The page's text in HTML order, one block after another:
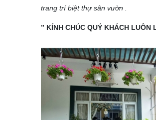
trang trí biệt thự sân vườn .
” KÍNH CHÚC QUÝ KHÁCH LUÔN